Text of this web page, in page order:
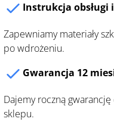
Instrukcja obsługi
Zapewniamy materiały
po wdrożeniu.
Gwarancja 12
Dajemy roczną
sklepu.